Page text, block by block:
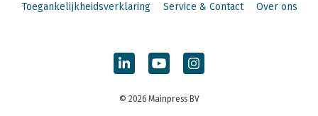
Toegankelijkheidsverklaring
Service & Contact Over ons
© 2026 Mainpress BV